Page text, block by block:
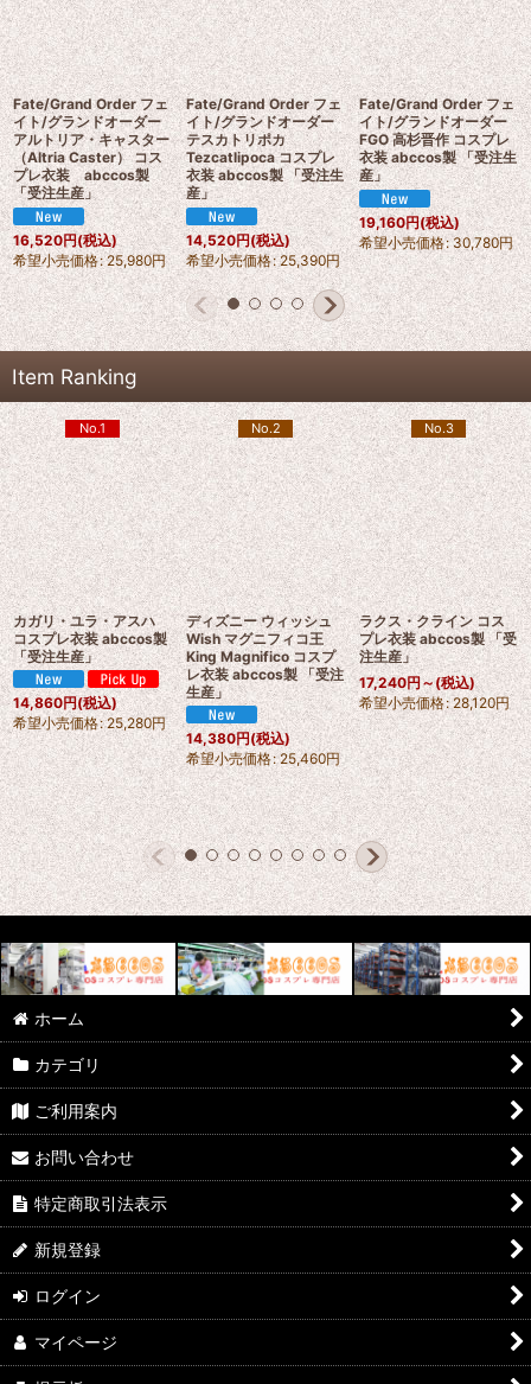
Fate/Grand Order フェ
イト/グランドオーダー
アルトリア・キャスター
（Altria Caster） コス
プレ衣装 abccos製
「受注生産」
16,520円(税込)
希望小売価格: 25,980円
Fate/Grand Order フェ
イト/グランドオーダー
テスカトリポカ
Tezcatlipoca コスプレ
衣装 abccos製 「受注生
産」
14,520円(税込)
希望小売価格: 25,390円
Fate/Grand Order フェ
イト/グランドオーダー
FGO 高杉晋作 コスプレ
衣装 abccos製 「受注生
産」
19,160円(税込)
希望小売価格: 30,780円
Item Ranking
No.1
カガリ・ユラ・アスハ
コスプレ衣装 abccos製
「受注生産」
14,860円(税込)
希望小売価格: 25,280円
No.2
ディズニー ウィッシュ
Wish マグニフィコ王
King Magnifico コスプ
レ衣装 abccos製 「受注
生産」
14,380円(税込)
希望小売価格: 25,460円
No.3
ラクス・クライン コス
プレ衣装 abccos製 「受
注生産」
17,240円～(税込)
希望小売価格: 28,120円
ホーム
カテゴリ
ご利用案内
お問い合わせ
特定商取引法表示
新規登録
ログイン
マイページ